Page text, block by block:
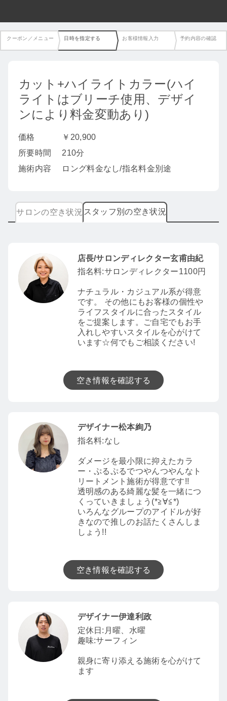
クーポン／メニュー 日時を指定する お客様情報入力 予約内容の確認
カット+ハイライトカラー(ハイ
ライトはブリーチ使用、デザイ
ンにより料金変動あり)
価格
￥20,900
所要時間
210分
施術内容
ロング料金なし/指名料金別途
サロンの空き状況 スタッフ別の空き状況
店長/サロンディレクター玄甫由紀
指名料:サロンディレクター1100円
ナチュラル・カジュアル系が得意
です。 その他にもお客様の個性や
ライフスタイルに合ったスタイル
をご提案します。ご自宅でもお手
入れしやすいスタイルを心がけて
います☆何でもご相談ください!
空き情報を確認する
デザイナー松本絢乃
指名料:なし
ダメージを最小限に抑えたカラ
ー・ぷるぷるでつやんつやんなト
リートメント施術が得意です!!
透明感のある綺麗な髪を一緒につ
くっていきましょう(*≧∀≦*)
いろんなグループのアイドルが好
きなので推しのお話たくさんしま
しょう!!
空き情報を確認する
デザイナー伊達利政
定休日:月曜、水曜
趣味:サーフィン
親身に寄り添える施術を心がけて
ます